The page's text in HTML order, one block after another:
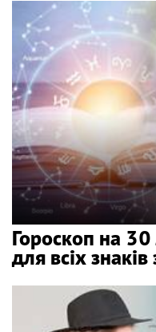
Гороскоп на
для всіх знаків